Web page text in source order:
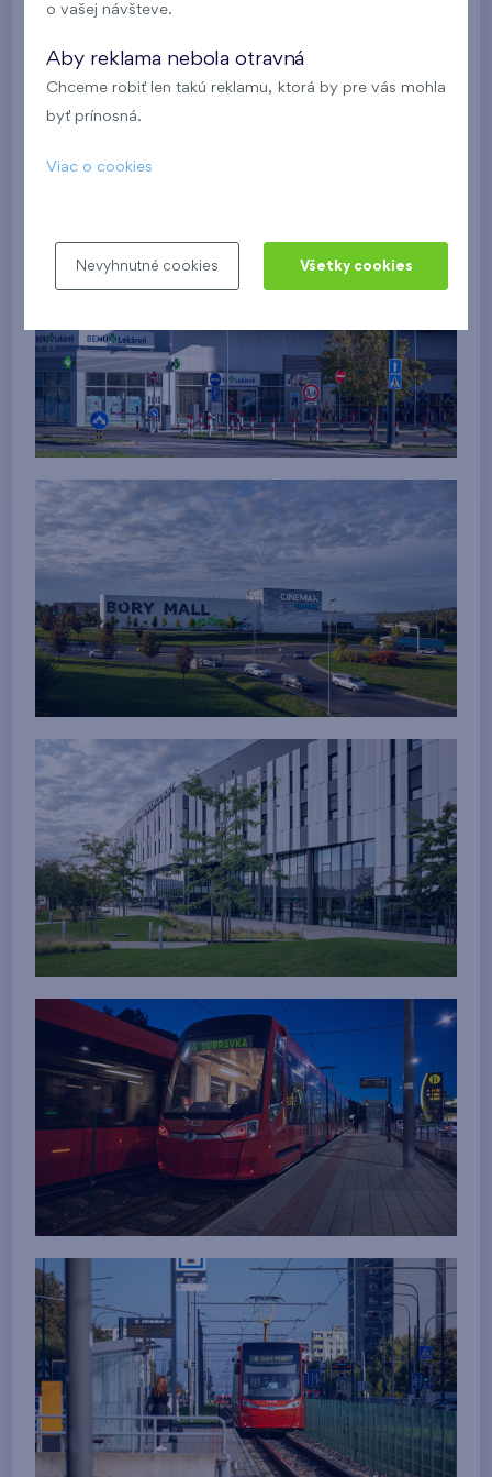
o vašej návšteve.
Aby reklama nebola otravná
Chceme robiť len takú reklamu, ktorá by pre vás mohla
byť prínosná.
Viac o cookies
Nevyhnutné cookies Všetky cookies